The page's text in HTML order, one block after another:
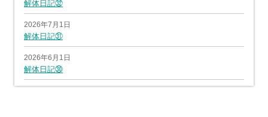
解体日記㉜
2026年7月1日
解体日記㉛
2026年6月1日
解体日記㉚